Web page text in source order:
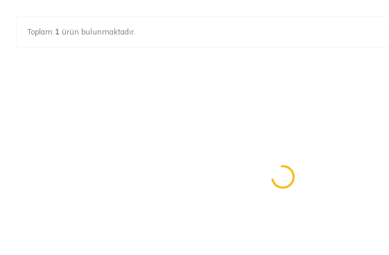
Toplam 1 ürün bulunmaktadır.